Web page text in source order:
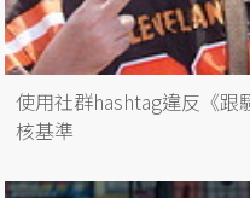
使用社群hashtag違反《跟
核基準